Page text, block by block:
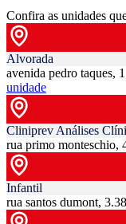
Confira as unidades
Alvorada
avenida pedro taques,
unidade
Cliniprev Análises
rua primo monteschio,
Infantil
rua santos dumont,